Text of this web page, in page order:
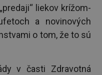
liekov krížom-
a novinových
o tom, že to sú
v časti Zdravotná